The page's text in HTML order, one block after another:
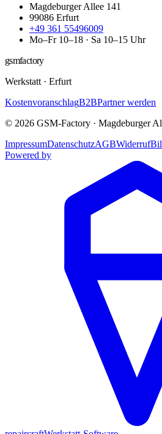
Magdeburger Allee 141
99086 Erfurt
+49 361 55496009
Mo–Fr 10–18 · Sa 10–15 Uhr
gsmfactory
Werkstatt · Erfurt
KostenvoranschlagB2BPartner werden
© 2026 GSM-Factory · Magdeburger
ImpressumDatenschutzAGBWiderruf
Powered by